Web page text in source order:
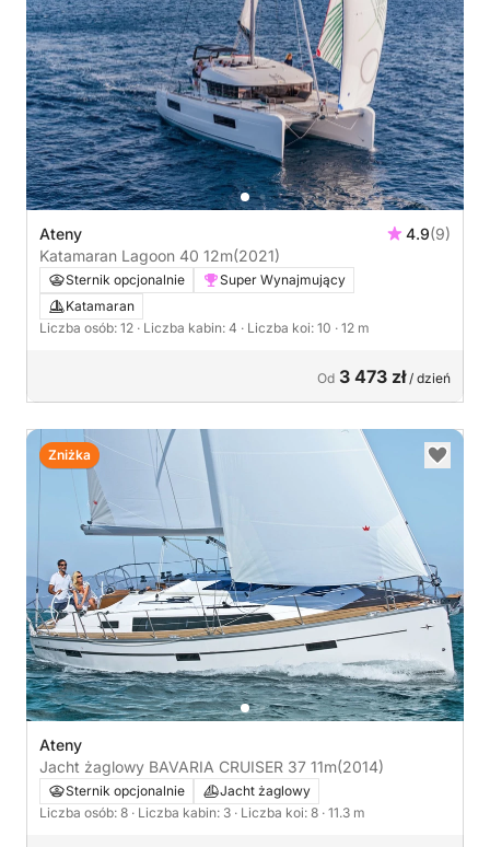
Ateny 4.9(9)
Katamaran Lagoon 40 12m(2021)
Sternik opcjonalnie
Super Wynajmujący
Katamaran
Liczba osób: 12 · Liczba kabin: 4 · Liczba koi: 10 · 12 m
Od 3 473 zł/ dzień
Ateny
Jacht żaglowy BAVARIA CRUISER 37 11m(2014)
Sternik opcjonalnie
Jacht żaglowy
Liczba osób: 8 · Liczba kabin: 3 · Liczba koi: 8 · 11.3 m
Zniżka